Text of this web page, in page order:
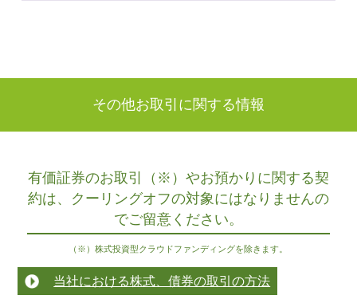
その他お取引に関する情報
有価証券のお取引（※）やお預かりに関する契
約は、
クーリングオフの対象にはなりませんの
でご留意ください。
（※）株式投資型クラウドファンディングを除きます。
当社における株式、債券の取引の方法